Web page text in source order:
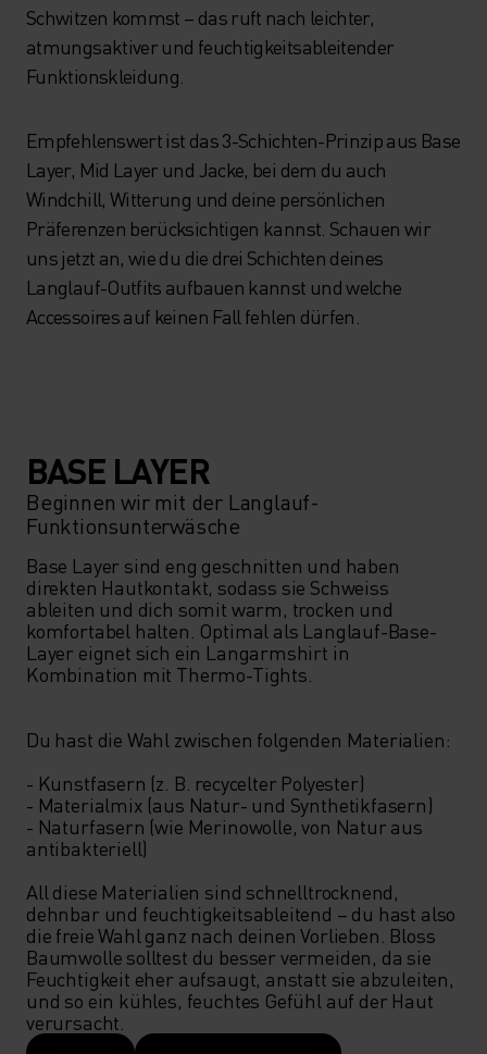
Schwitzen kommst – das ruft nach leichter,
atmungsaktiver und feuchtigkeitsableitender
Funktionskleidung.
Empfehlenswert ist das 3-Schichten-Prinzip aus Base
Layer, Mid Layer und Jacke, bei dem du auch
Windchill, Witterung und deine persönlichen
Präferenzen berücksichtigen kannst. Schauen wir
uns jetzt an, wie du die drei Schichten deines
Langlauf-Outfits aufbauen kannst und welche
Accessoires auf keinen Fall fehlen dürfen.
BASE LAYER
Beginnen wir mit der Langlauf-
Funktionsunterwäsche
Base Layer sind eng geschnitten und haben
direkten Hautkontakt, sodass sie Schweiss
ableiten und dich somit warm, trocken und
komfortabel halten. Optimal als Langlauf-Base-
Layer eignet sich ein Langarmshirt in
Kombination mit Thermo-Tights.
Du hast die Wahl zwischen folgenden Materialien:
- Kunstfasern (z. B. recycelter Polyester)
- Materialmix (aus Natur- und Synthetikfasern)
- Naturfasern (wie Merinowolle, von Natur aus
antibakteriell)
All diese Materialien sind schnelltrocknend,
dehnbar und feuchtigkeitsableitend – du hast also
die freie Wahl ganz nach deinen Vorlieben. Bloss
Baumwolle solltest du besser vermeiden, da sie
Feuchtigkeit eher aufsaugt, anstatt sie abzuleiten,
und so ein kühles, feuchtes Gefühl auf der Haut
verursacht.